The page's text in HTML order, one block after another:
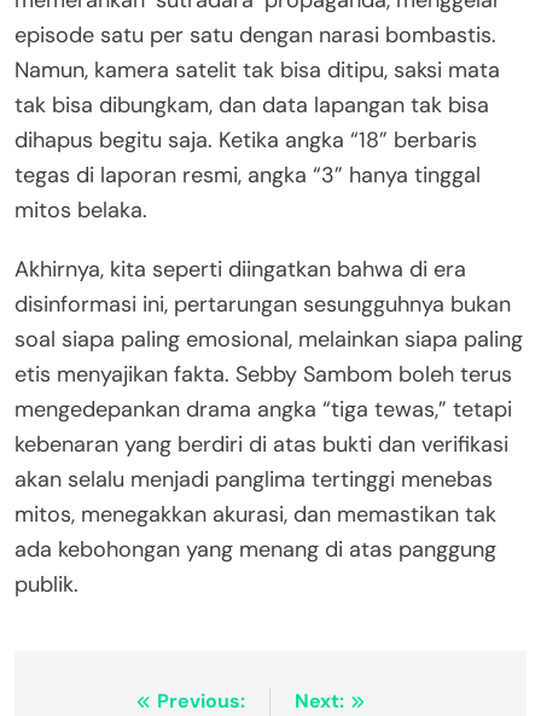
episode satu per satu dengan narasi bombastis.
Namun, kamera satelit tak bisa ditipu, saksi mata
tak bisa dibungkam, dan data lapangan tak bisa
dihapus begitu saja. Ketika angka “18” berbaris
tegas di laporan resmi, angka “3” hanya tinggal
mitos belaka.
Akhirnya, kita seperti diingatkan bahwa di era
disinformasi ini, pertarungan sesungguhnya bukan
soal siapa paling emosional, melainkan siapa paling
etis menyajikan fakta. Sebby Sambom boleh terus
mengedepankan drama angka “tiga tewas,” tetapi
kebenaran yang berdiri di atas bukti dan verifikasi
akan selalu menjadi panglima tertinggi menebas
mitos, menegakkan akurasi, dan memastikan tak
ada kebohongan yang menang di atas panggung
publik.
Previous: Next: